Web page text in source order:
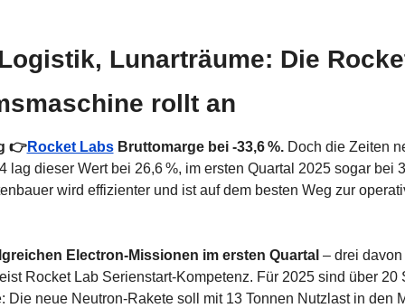
Lunarträume: Die
rollt an
👉Rocket Labs Bruttomarge bei -33,6 %. Doch die Zeiten
lag dieser Wert bei 26,6 %, im ersten Quartal 2025 sogar bei
wird effizienter und ist auf dem besten Weg zur
Electron-Missionen im ersten Quartal – drei
Rocket Lab Serienstart-Kompetenz. Für 2025 sind über 20
Die neue Neutron-Rakete soll mit 13 Tonnen Nutzlast in den